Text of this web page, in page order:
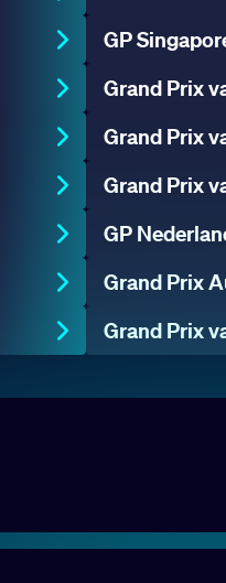
GP
Grand Prix
Grand Prix
Grand Prix
GP
Grand Prix
Grand Prix